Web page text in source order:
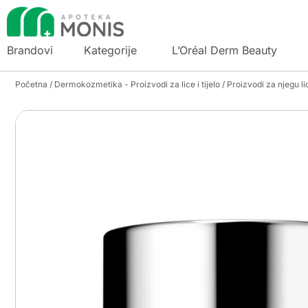
Brandovi Kategorije L’Oréal Derm Beauty
Početna / Dermokozmetika - Proizvodi za lice i tijelo / Proizvodi za njegu